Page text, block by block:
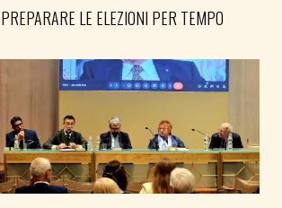
PREPARARE LE ELEZIONI PER TEMPO